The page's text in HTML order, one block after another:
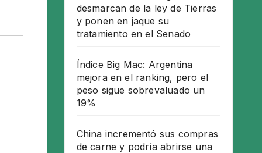
desmarcan de la ley de Tierras
y ponen en jaque su
tratamiento en el Senado
Índice Big Mac: Argentina
mejora en el ranking, pero el
peso sigue sobrevaluado un
19%
China incrementó sus compras
de carne y podría abrirse una